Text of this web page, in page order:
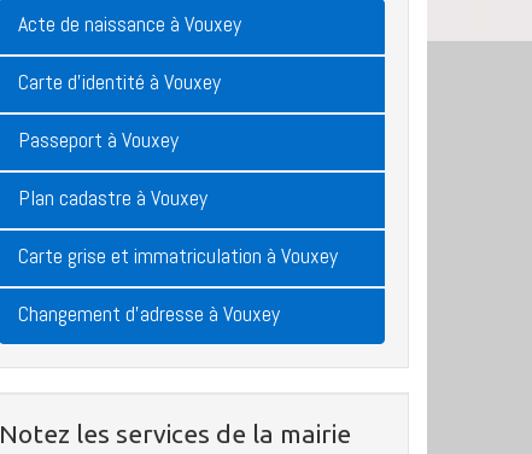
Acte de naissance à Vouxey
Carte d'identité à Vouxey
Passeport à Vouxey
Plan cadastre à Vouxey
Carte grise et immatriculation à Vouxey
Changement d'adresse à Vouxey
Notez les services de la mairie